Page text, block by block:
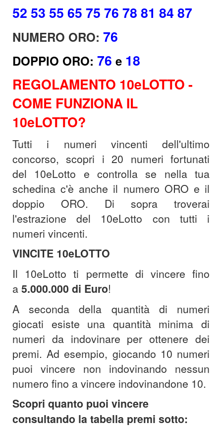
52 53 55 65 75 76 78 81 84 87
NUMERO ORO: 76
DOPPIO ORO: 76 e 18
REGOLAMENTO 10eLOTTO -
COME FUNZIONA IL
10eLOTTO?
Tutti i numeri vincenti dell'ultimo
concorso, scopri i 20 numeri fortunati
del 10eLotto e controlla se nella tua
schedina c'è anche il numero ORO e il
doppio ORO. Di sopra troverai
l'estrazione del 10eLotto con tutti i
numeri vincenti.
VINCITE 10eLOTTO
Il 10eLotto ti permette di vincere fino
a 5.000.000 di Euro!
A seconda della quantità di numeri
giocati esiste una quantità minima di
numeri da indovinare per ottenere dei
premi. Ad esempio, giocando 10 numeri
puoi vincere non indovinando nessun
numero fino a vincere indovinandone 10.
Scopri quanto puoi vincere
consultando la tabella premi sotto: